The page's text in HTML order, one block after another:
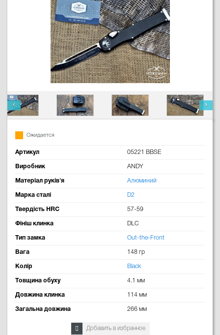
Ожидается
Артикул 05221 BBSE
Виробник ANDY
Матеріал руків'я Алюминий
Марка сталі D2
Твердість HRC 57-59
Фініш клинка DLC
Тип замка Out-the-Front
Вага 148 гр
Колір Black
Товщина обуху 4.1 мм
Довжина клинка 114 мм
Загальна довжина 266 мм
Добавить в избранное